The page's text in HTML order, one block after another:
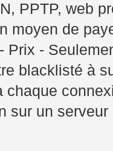
PPTP, web
moyen de
Prix -
blacklisté à
chaque
sur un serveur